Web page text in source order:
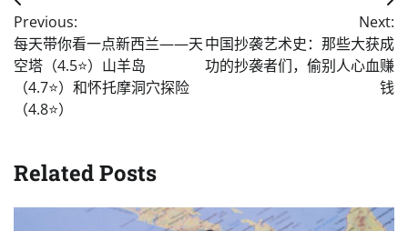
navigation
Previous:
每天带你看一点新西兰——天
空塔（4.5⭐️）山羊岛
（4.7⭐️）和怀托摩洞穴探险
（4.8⭐️）
Next:
中国抄袭艺术史：那些大获成
功的抄袭者们，偷别人心血赚
钱
Related Posts